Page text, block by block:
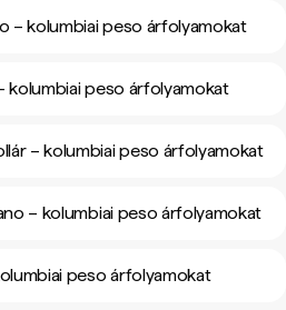
– kolumbiai peso árfolyamokat
kolumbiai peso árfolyamokat
– kolumbiai peso árfolyamokat
– kolumbiai peso árfolyamokat
peso árfolyamokat